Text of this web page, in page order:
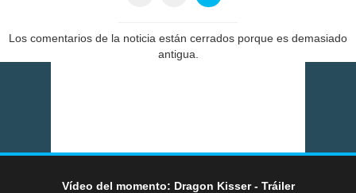
Los comentarios de la noticia están cerrados porque es demasiado
antigua.
Vídeo del momento: Dragon Kisser - Tráiler